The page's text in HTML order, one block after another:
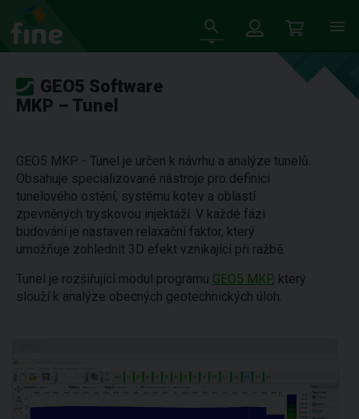
GEO5 Software
MKP – Tunel
GEO5 MKP - Tunel je určen k návrhu a analýze tunelů.
Obsahuje specializované nástroje pro definici
tunelového ostění, systému kotev a oblastí
zpevněných tryskovou injektáží. V každé fázi
budování je nastaven relaxační faktor, který
umožňuje zohlednit 3D efekt vznikající při ražbě.
Tunel je rozšiřující modul programu GEO5 MKP, který
slouží k analýze obecných geotechnických úloh.